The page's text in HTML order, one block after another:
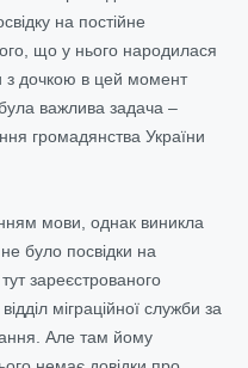
на постійне
що у нього народилася
з дочкою в цей момент
важлива задача –
громадянства України
мови, однак виникла
було посвідки на
зареєстрованого
міграційної служби за
Але там йому